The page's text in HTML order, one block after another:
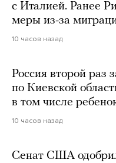
с Италией. Ранее
меры из-за
10 часов назад
Россия второй раз
по Киевской
в том числе
10 часов назад
Сенат США